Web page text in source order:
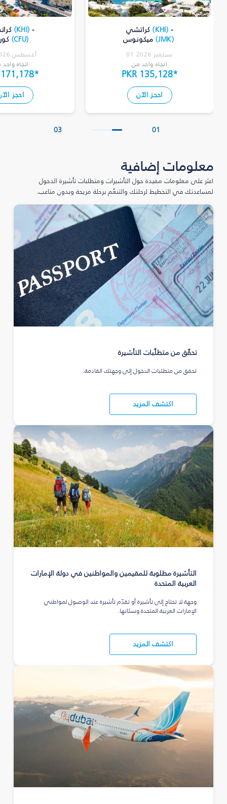
(KHI) -
(CFU)
11 أغسطس 2026
اتجاه
171,178*
احجز
كراتشي (KHI) -
ميكونوس (JMK)
01 سبتمبر 2026
اتجاه واحد من
PKR 135,128*
احجز الآن
03 01
معلومات إضافية
اعثر على معلومات مفيدة حول التأشيرات ومتطلبات تأشيرة الدخول
لمساعدتك في التخطيط لرحلتك والتنعّم برحلة مريحة وبدون متاعب.
تحقّق من متطلّبات التأشيرة
تحقق من متطلبات الدخول إلى وجهتك القادمة.
اكتشف المزيد
التأشيرة مطلوبة للمقيمين والمواطنين في دولة الإمارات
العربية المتحدة
وجهة لا تحتاج إلى تأشيرة أو تقدّم تأشيرة عند الوصول لمواطني
الإمارات العربية المتحدة وسكانها.
اكتشف المزيد